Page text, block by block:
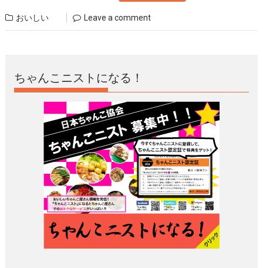
おいしい Leave a comment
ちゃんこニストになる！